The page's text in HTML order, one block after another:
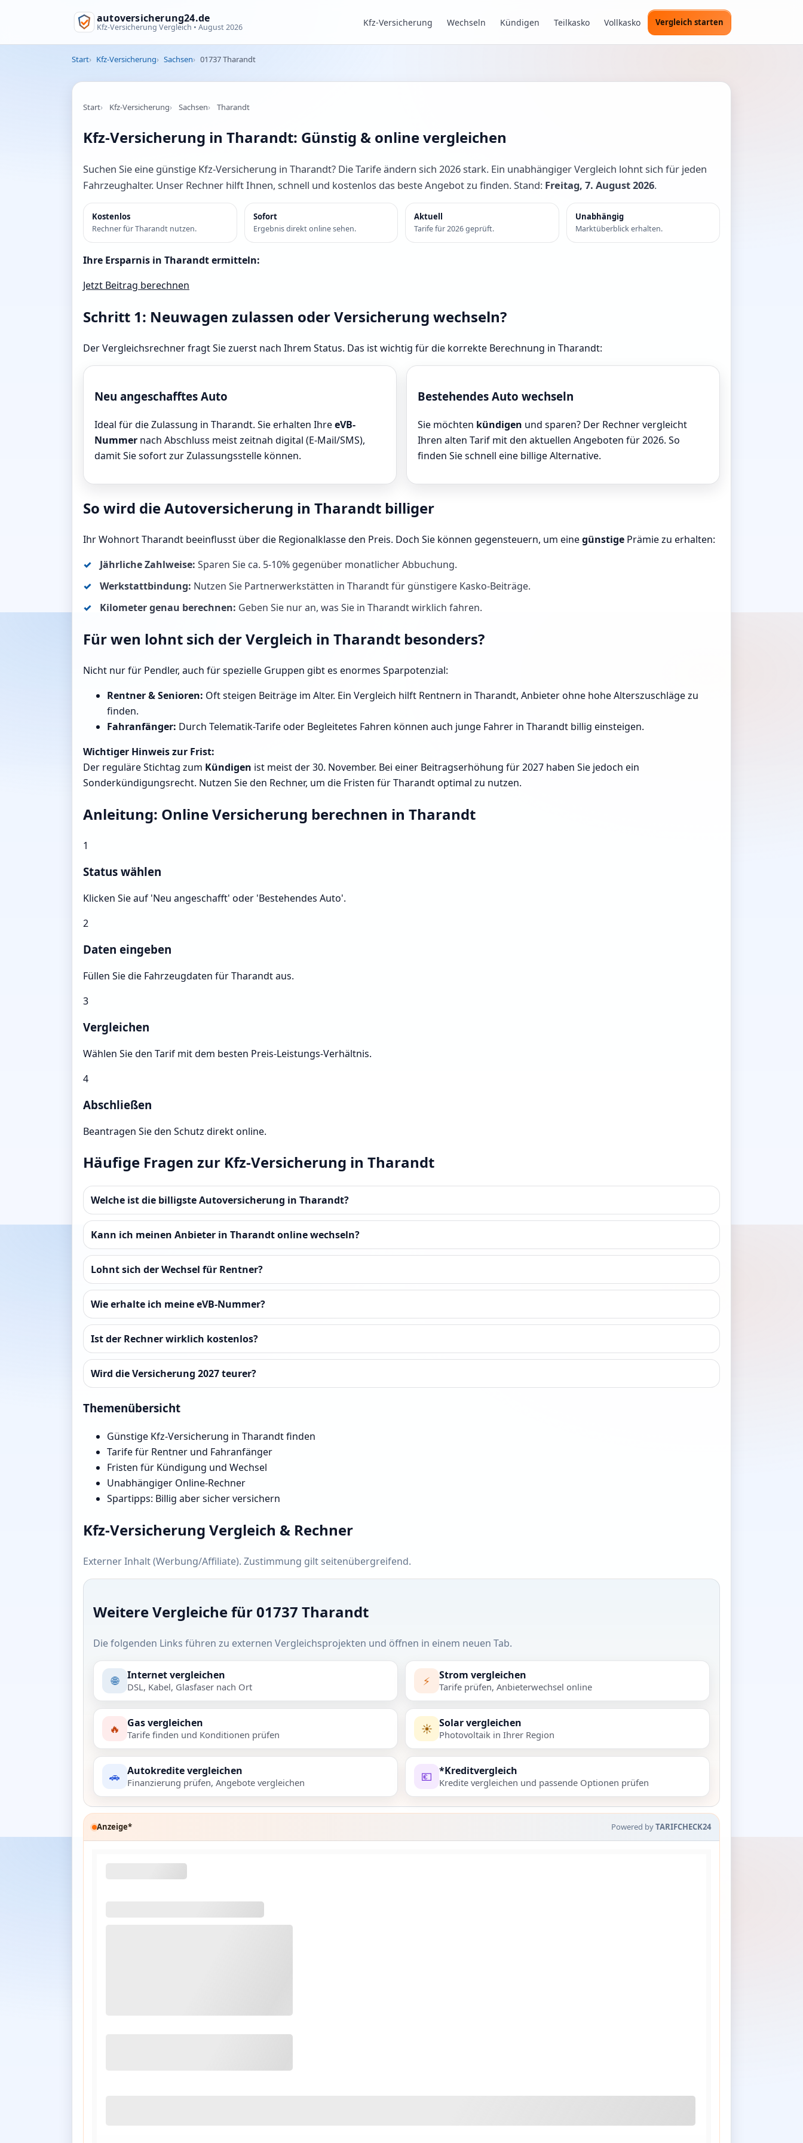
autoversicherung24.de
Kfz-Versicherung Vergleich • August 2026 Kfz-Versicherung Wechseln Kündigen Teilkasko Vollkasko Vergleich starten
Start Kfz-Versicherung Sachsen 01737 Tharandt
Start Kfz-Versicherung Sachsen Tharandt
Kfz-Versicherung in Tharandt: Günstig & online vergleichen
Suchen Sie eine günstige Kfz-Versicherung in Tharandt? Die Tarife ändern sich 2026 stark. Ein unabhängiger Vergleich lohnt sich für jeden
Fahrzeughalter. Unser Rechner hilft Ihnen, schnell und kostenlos das beste Angebot zu finden. Stand: Freitag, 7. August 2026.
Kostenlos
Rechner für Tharandt nutzen.
Sofort
Ergebnis direkt online sehen.
Aktuell
Tarife für 2026 geprüft.
Unabhängig
Marktüberblick erhalten.
Ihre Ersparnis in Tharandt ermitteln:
Jetzt Beitrag berechnen
Schritt 1: Neuwagen zulassen oder Versicherung wechseln?
Der Vergleichsrechner fragt Sie zuerst nach Ihrem Status. Das ist wichtig für die korrekte Berechnung in Tharandt:
Neu angeschafftes Auto
Ideal für die Zulassung in Tharandt. Sie erhalten IhreeVB-
Nummer nach Abschluss meist zeitnah digital (E-Mail/SMS),
damit Sie sofort zur Zulassungsstelle können.
Bestehendes Auto wechseln
Sie möchten kündigen und sparen? Der Rechner vergleicht
Ihren alten Tarif mit den aktuellen Angeboten für 2026. So
finden Sie schnell eine billige Alternative.
So wird die Autoversicherung in Tharandt billiger
Ihr Wohnort Tharandt beeinflusst über die Regionalklasse den Preis. Doch Sie können gegensteuern, um einegünstige Prämie zu erhalten:
Jährliche Zahlweise: Sparen Sie ca. 5-10% gegenüber monatlicher Abbuchung.
Werkstattbindung: Nutzen Sie Partnerwerkstätten in Tharandt für günstigere Kasko-Beiträge.
Kilometer genau berechnen: Geben Sie nur an, was Sie in Tharandt wirklich fahren.
Für wen lohnt sich der Vergleich in Tharandt besonders?
Nicht nur für Pendler, auch für spezielle Gruppen gibt es enormes Sparpotenzial:
Rentner & Senioren: Oft steigen Beiträge im Alter. Ein Vergleich hilft Rentnern in Tharandt, Anbieter ohne hohe Alterszuschläge zu
finden.
Fahranfänger: Durch Telematik-Tarife oder Begleitetes Fahren können auch junge Fahrer in Tharandt billig einsteigen.
Wichtiger Hinweis zur Frist:
Der reguläre Stichtag zum Kündigen ist meist der 30. November. Bei einer Beitragserhöhung für 2027 haben Sie jedoch ein
Sonderkündigungsrecht. Nutzen Sie den Rechner, um die Fristen für Tharandt optimal zu nutzen.
Anleitung: Online Versicherung berechnen in Tharandt
1
Status wählen
Klicken Sie auf 'Neu angeschafft' oder 'Bestehendes Auto'.
2
Daten eingeben
Füllen Sie die Fahrzeugdaten für Tharandt aus.
3
Vergleichen
Wählen Sie den Tarif mit dem besten Preis-Leistungs-Verhältnis.
4
Abschließen
Beantragen Sie den Schutz direkt online.
Häufige Fragen zur Kfz-Versicherung in Tharandt
Welche ist die billigste Autoversicherung in Tharandt?
Kann ich meinen Anbieter in Tharandt online wechseln?
Lohnt sich der Wechsel für Rentner?
Wie erhalte ich meine eVB-Nummer?
Ist der Rechner wirklich kostenlos?
Wird die Versicherung 2027 teurer?
Themenübersicht
Günstige Kfz-Versicherung in Tharandt finden
Tarife für Rentner und Fahranfänger
Fristen für Kündigung und Wechsel
Unabhängiger Online-Rechner
Spartipps: Billig aber sicher versichern
Kfz-Versicherung Vergleich & Rechner
Externer Inhalt (Werbung/Affiliate). Zustimmung gilt seitenübergreifend.
Weitere Vergleiche für 01737 Tharandt
Die folgenden Links führen zu externen Vergleichsprojekten und öffnen in einem neuen Tab.
🌐 Internet vergleichen
DSL, Kabel, Glasfaser nach Ort ⚡ Strom vergleichen
Tarife prüfen, Anbieterwechsel online
🔥 Gas vergleichen
Tarife finden und Konditionen prüfen ☀️ Solar vergleichen
Photovoltaik in Ihrer Region
🚗 Autokredite vergleichen
Finanzierung prüfen, Angebote vergleichen 💶 *Kreditvergleich
Kredite vergleichen und passende Optionen prüfen
Anzeige* Powered byTARIFCHECK24